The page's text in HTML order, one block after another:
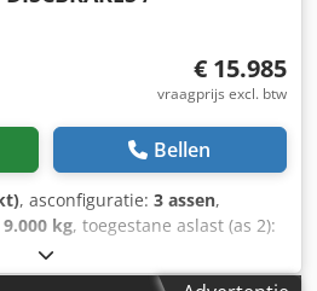
€ 15.985
vraagprijs excl. btw
Bellen
, asconfiguratie: 3 assen,
9.000 kg, toegestane aslast (as 2):
(as 3):
lengte:13.320 mm,